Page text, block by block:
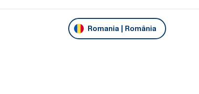
Romania | România